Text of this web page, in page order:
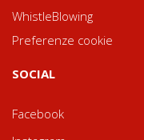
WhistleBlowing
Preferenze cookie
SOCIAL
Facebook